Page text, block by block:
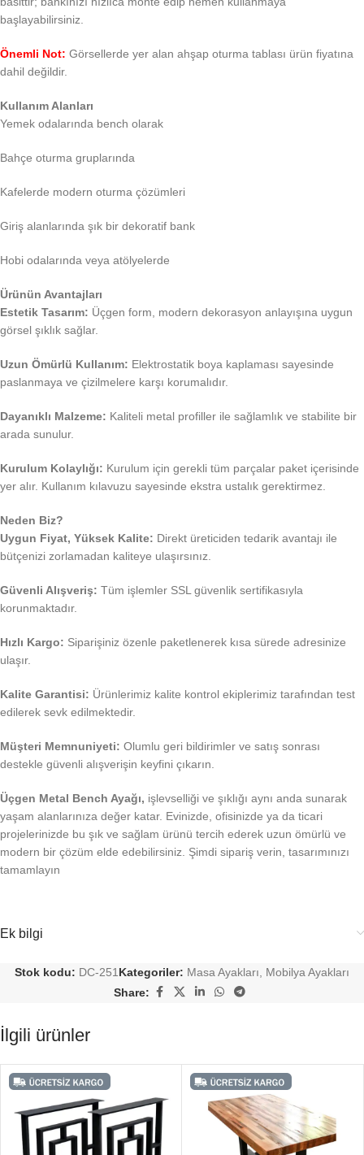
başlayabilirsiniz.
Önemli Not: Görsellerde yer alan ahşap oturma tablası ürün fiyatına
dahil değildir.
Kullanım Alanları
Yemek odalarında bench olarak
Bahçe oturma gruplarında
Kafelerde modern oturma çözümleri
Giriş alanlarında şık bir dekoratif bank
Hobi odalarında veya atölyelerde
Ürünün Avantajları
Estetik Tasarım: Üçgen form, modern dekorasyon anlayışına uygun
görsel şıklık sağlar.
Uzun Ömürlü Kullanım: Elektrostatik boya kaplaması sayesinde
paslanmaya ve çizilmelere karşı korumalıdır.
Dayanıklı Malzeme: Kaliteli metal profiller ile sağlamlık ve stabilite bir
arada sunulur.
Kurulum Kolaylığı: Kurulum için gerekli tüm parçalar paket içerisinde
yer alır. Kullanım kılavuzu sayesinde ekstra ustalık gerektirmez.
Neden Biz?
Uygun Fiyat, Yüksek Kalite: Direkt üreticiden tedarik avantajı ile
bütçenizi zorlamadan kaliteye ulaşırsınız.
Güvenli Alışveriş: Tüm işlemler SSL güvenlik sertifikasıyla
korunmaktadır.
Hızlı Kargo: Siparişiniz özenle paketlenerek kısa sürede adresinize
ulaşır.
Kalite Garantisi: Ürünlerimiz kalite kontrol ekiplerimiz tarafından test
edilerek sevk edilmektedir.
Müşteri Memnuniyeti: Olumlu geri bildirimler ve satış sonrası
destekle güvenli alışverişin keyfini çıkarın.
Üçgen Metal Bench Ayağı, işlevselliği ve şıklığı aynı anda sunarak
yaşam alanlarınıza değer katar. Evinizde, ofisinizde ya da ticari
projelerinizde bu şık ve sağlam ürünü tercih ederek uzun ömürlü ve
modern bir çözüm elde edebilirsiniz. Şimdi sipariş verin, tasarımınızı
tamamlayın
Ek bilgi
Stok kodu: DC-251Kategoriler: Masa Ayakları, Mobilya Ayakları
Share:
İlgili ürünler